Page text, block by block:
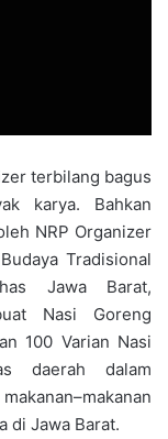
terbilang bagus
karya. Bahkan
NRP Organizer
Tradisional
Jawa Barat,
Nasi Goreng
100 Varian Nasi
daerah dalam
di Jawa Barat.